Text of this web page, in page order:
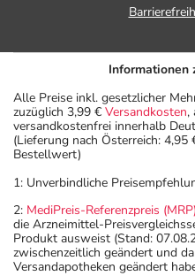
Informationen
Alle Preise inkl. gesetzlicher
zuzüglich 3,99 € Versandkosten,
versandkostenfrei innerhalb
(Lieferung nach Österreich:
Bestellwert)
1: Unverbindliche
2: MediPreis-Referenzpreis (MRP)
die Arzneimittel-
Produkt ausweist (Stand:
zwischenzeitlich geändert und
Versandapotheken geändert